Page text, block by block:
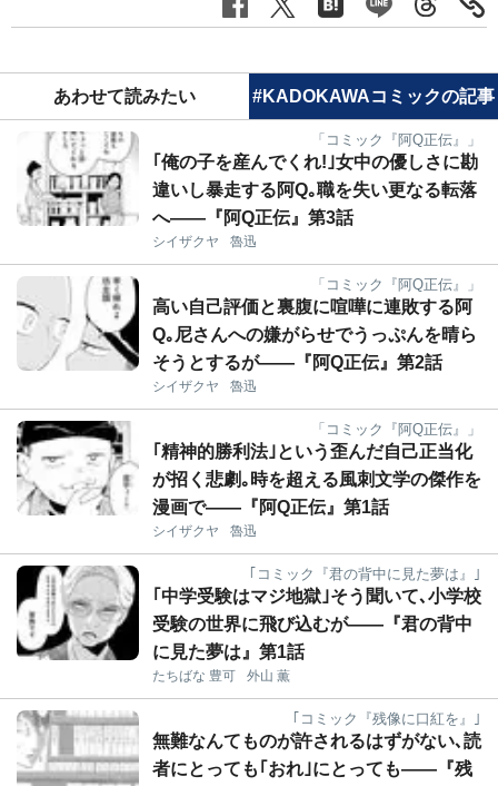
あわせて読みたい #KADOKAWAコミックの記事
「コミック『阿Q正伝』」
｢俺の子を産んでくれ!｣女中の優しさに勘
違いし暴走する阿Q｡職を失い更なる転落
へ――『阿Q正伝』第3話
シイザクヤ 魯迅
「コミック『阿Q正伝』」
高い自己評価と裏腹に喧嘩に連敗する阿
Q｡尼さんへの嫌がらせでうっぷんを晴ら
そうとするが――『阿Q正伝』第2話
シイザクヤ 魯迅
「コミック『阿Q正伝』」
｢精神的勝利法｣という歪んだ自己正当化
が招く悲劇｡時を超える風刺文学の傑作を
漫画で――『阿Q正伝』第1話
シイザクヤ 魯迅
｢コミック『君の背中に見た夢は』｣
｢中学受験はマジ地獄｣そう聞いて､小学校
受験の世界に飛び込むが――『君の背中
に見た夢は』第1話
たちばな 豊可 外山 薫
｢コミック『残像に口紅を』｣
無難なんてものが許されるはずがない､読
者にとっても｢おれ｣にとっても――『残